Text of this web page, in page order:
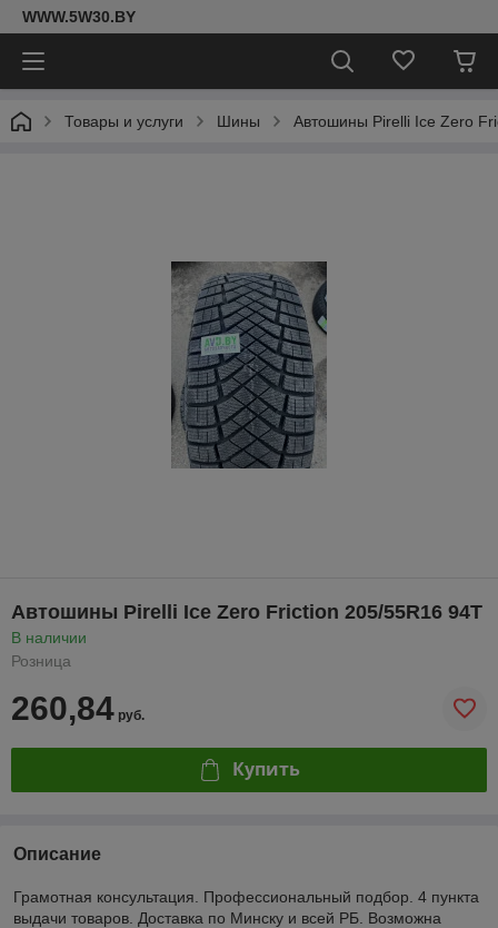
WWW.5W30.BY
Товары и услуги Шины Автошины Pirelli Ice Zero
Автошины Pirelli Ice Zero Friction 205/55R16 94T
В наличии
Розница
260,84 руб.
Купить
Описание
Грамотная консультация. Профессиональный подбор. 4 пункта
выдачи товаров. Доставка по Минску и всей РБ. Возможна